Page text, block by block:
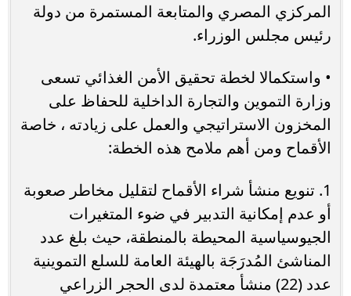
المركزي المصري والمتابعة المستمرة من دولة
رئيس مجلس الوزراء.
• واستكمالا لخطة تحقيق الأمن الغذائي تسعى
وزارة التموين والتجارة الداخلية للحفاظ على
المخزون الاستراتيجي والعمل على زيادته ، خاصة
الأقماح ومن أهم ملامح هذه الخطة:
1. تنويع منشأ شراء الأقماح لتقليل مخاطر صعوبة
أو عدم إمكانية التدبير في ضوء المتغيرات
الجيوسياسية المحيطة بالمنطقة، حيث بلغ عدد
المناشئ المُدرَجَة بالهيئة العامة للسلع التموينية
عدد (22) منشأ معتمدة لدى الحجر الزراعي